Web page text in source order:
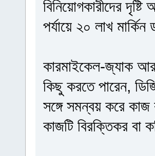
বিনিয়োগকারীদের
পর্যায়ে ২০ লাখ
কারমাইকেল-জ্যাক
কিছু করতে পারেন,
সঙ্গে সমন্বয় করে
কাজটি বিরক্তিকর বা